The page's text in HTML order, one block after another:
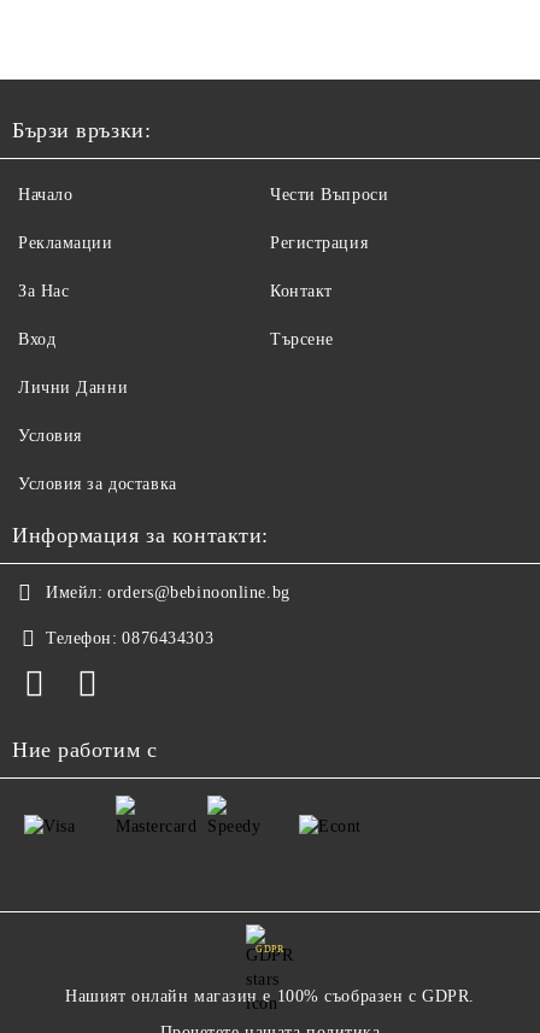
Бързи връзки:
Начало
Рекламации
За Нас
Вход
Чести Въпроси
Регистрация
Контакт
Търсене
Лични Данни
Условия
Условия за доставка
Информация за контакти:
Имейл: orders@bebinoonline.bg
Телефон: 0876434303
Ние работим с
GDPR
Нашият онлайн магазин е 100% съобразен с GDPR.